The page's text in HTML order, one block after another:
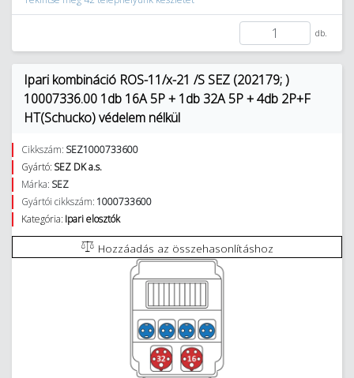
db.
Ipari kombináció ROS-11/x-21 /S SEZ (202179; )
10007336.00 1db 16A 5P + 1db 32A 5P + 4db 2P+F
HT(Schucko) védelem nélkül
Cikkszám: SEZ1000733600
Gyártó: SEZ DK a.s.
Márka: SEZ
Gyártói cikkszám: 1000733600
Kategória: Ipari elosztók
Hozzáadás az összehasonlításhoz